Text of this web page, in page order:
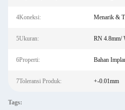
4Koneksi: Menarik &
5Ukuran: RN 4.8mm/
6Properti: Bahan
7Toleransi Produk: +-0.01mm
Tags: